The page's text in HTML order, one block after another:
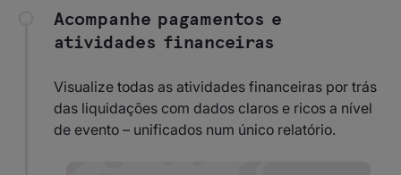
Acompanhe pagamentos e
atividades financeiras
Visualize todas as atividades financeiras por trás
das liquidações com dados claros e ricos a nível
de evento – unificados num único relatório.